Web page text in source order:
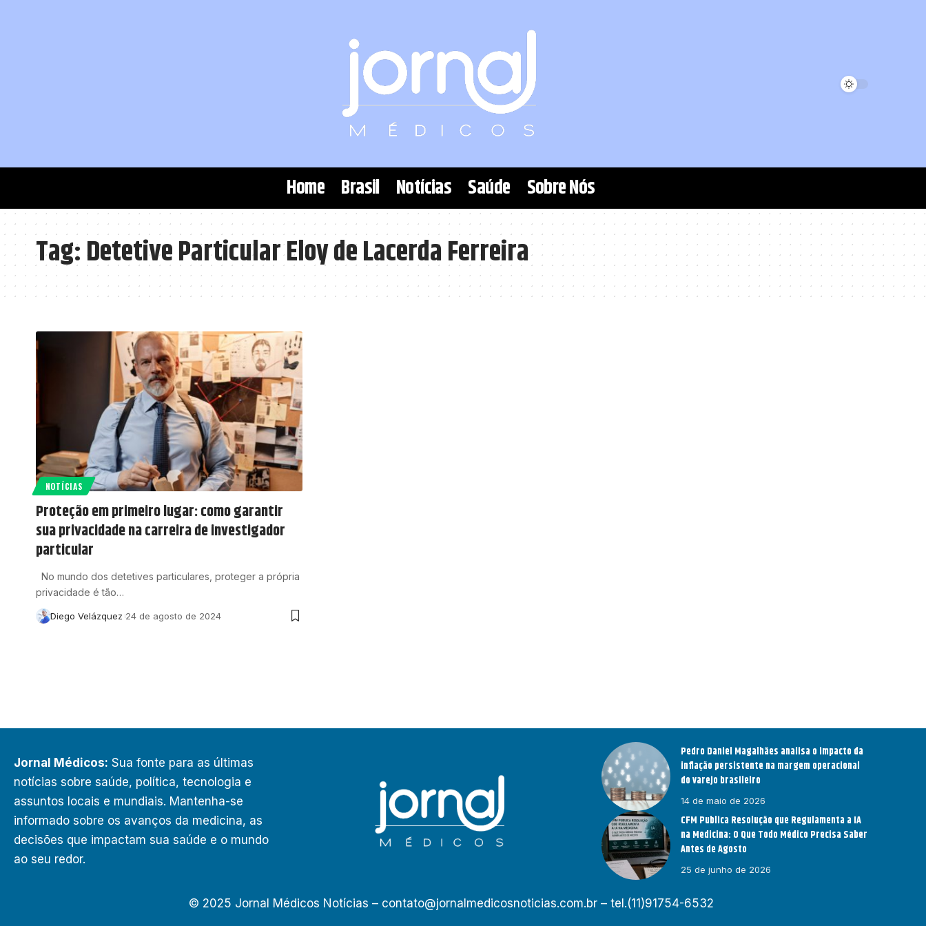
Home Brasil Notícias Saúde Sobre Nós
Tag:Detetive Particular Eloy de Lacerda Ferreira
NOTÍCIAS
Proteção em primeiro lugar: como garantir
sua privacidade na carreira de investigador
particular
No mundo dos detetives particulares, proteger a própria
privacidade é tão…
Diego Velázquez 24 de agosto de 2024
Jornal Médicos: Sua fonte para as últimas
notícias sobre saúde, política, tecnologia e
assuntos locais e mundiais. Mantenha-se
informado sobre os avanços da medicina, as
decisões que impactam sua saúde e o mundo
ao seu redor.
Pedro Daniel Magalhães analisa o impacto da
inflação persistente na margem operacional
do varejo brasileiro
14 de maio de 2026
CFM Publica Resolução que Regulamenta a IA
na Medicina: O Que Todo Médico Precisa Saber
Antes de Agosto
25 de junho de 2026
© 2025 Jornal Médicos Notícias – contato@jornalmedicosnoticias.com.br– tel.(11)91754-6532